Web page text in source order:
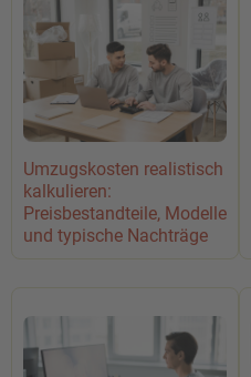
Umzugskosten realistisch
kalkulieren:
Preisbestandteile, Modelle
und typische Nachträge